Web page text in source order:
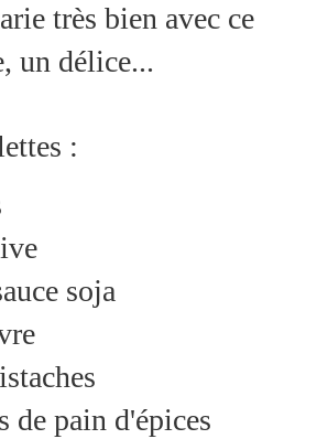
très bien avec ce
un délice...
:
soja
de pain d'épices